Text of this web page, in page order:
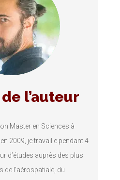
l’auteur
Master en Sciences à
2009, je travaille pendant 4
d’études auprès des plus
l’aérospatiale, du